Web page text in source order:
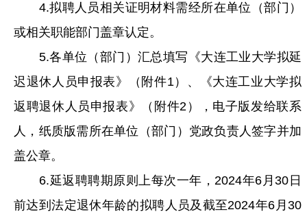
4.拟聘人员相关证明材料需经所在单位（部门）
或相关职能部门盖章认定。
5.各单位（部门）汇总填写《大连工业大学拟延
迟退休人员申报表》（附件1）、《大连工业大学拟
返聘退休人员申报表》（附件2），电子版发给联系
人，纸质版需所在单位（部门）党政负责人签字并加
盖公章。
6.延返聘聘期原则上每次一年，2024年6月30日
前达到法定退休年龄的拟聘人员及截至2024年6月30